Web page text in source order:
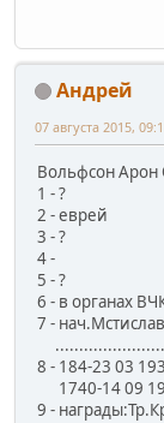
Андрей
07 августа 2015,
Вольфсон Арон
1 - ?
2 - еврей
3 - ?
4 -
5 - ?
6 - в органах
7 -
8 - 184-23 03
1740-14 09
9 -